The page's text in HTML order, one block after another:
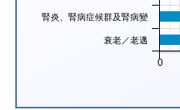
腎炎、腎病症候群及腎病變
衰老／老邁
0